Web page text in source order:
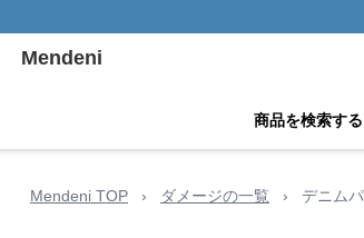
Mendeni
商品を検索する
Mendeni TOP › ダメージの一覧 › デニム